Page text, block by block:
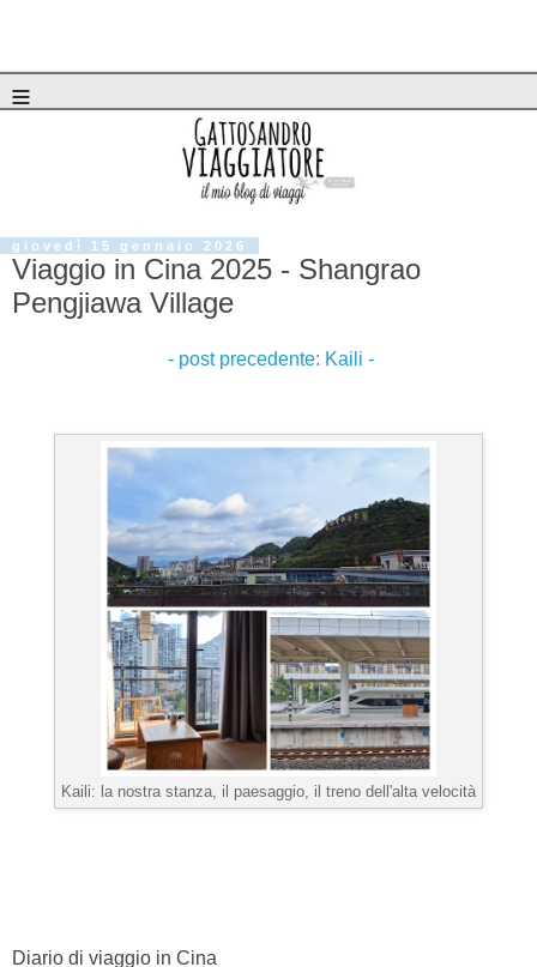
≡
giovedì 15 gennaio 2026
Viaggio in Cina 2025 - Shangrao
Pengjiawa Village
- post precedente: Kaili -
Kaili: la nostra stanza, il paesaggio, il treno dell'alta velocità
Diario di viaggio in Cina